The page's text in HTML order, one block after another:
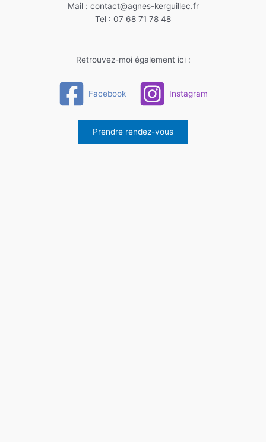
Mail : contact@agnes-kerguillec.fr
Tel : 07 68 71 78 48
Retrouvez-moi également ici :
Facebook Instagram
Prendre rendez-vous